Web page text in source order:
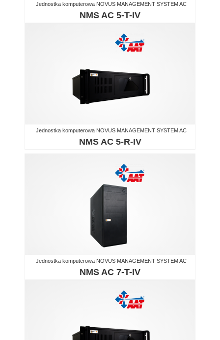
Jednostka komputerowa NOVUS MANAGEMENT SYSTEM AC
NMS AC 5-T-IV
Jednostka komputerowa NOVUS MANAGEMENT SYSTEM AC
NMS AC 5-R-IV
Jednostka komputerowa NOVUS MANAGEMENT SYSTEM AC
NMS AC 7-T-IV